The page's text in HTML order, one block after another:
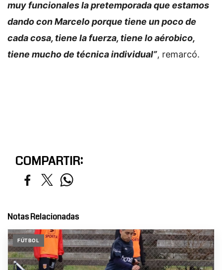
muy funcionales la pretemporada que estamos
dando con Marcelo porque tiene un poco de
cada cosa, tiene la fuerza, tiene lo aérobico,
tiene mucho de técnica individual”, remarcó.
COMPARTIR:
Notas Relacionadas
FÚTBOL